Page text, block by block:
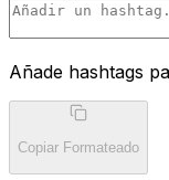
Añade hashtags
Copiar Formateado